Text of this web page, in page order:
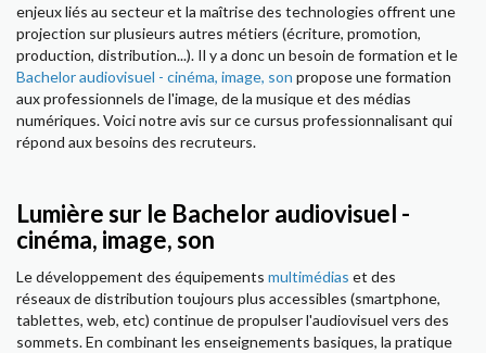
enjeux liés au secteur et la maîtrise des technologies offrent une
projection sur plusieurs autres métiers (écriture, promotion,
production, distribution...). Il y a donc un besoin de formation et le
Bachelor audiovisuel - cinéma, image, son propose une formation
aux professionnels de l'image, de la musique et des médias
numériques. Voici notre avis sur ce cursus professionnalisant qui
répond aux besoins des recruteurs.
Lumière sur le Bachelor audiovisuel -
cinéma, image, son
Le développement des équipements multimédias et des
réseaux de distribution toujours plus accessibles (smartphone,
tablettes, web, etc) continue de propulser l'audiovisuel vers des
sommets. En combinant les enseignements basiques, la pratique